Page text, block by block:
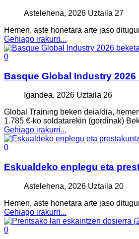
Astelehena, 2026 Uztaila 27
Hemen, aste honetara arte jaso
Gehiago irakurri...
0
Basque Global Industry
Igandea, 2026 Uztaila 26
Global Training beken deialdia,
1.785 €-ko soldatarekin (gordinak)
Gehiago irakurri...
0
Eskualdeko enplegu eta
Astelehena, 2026 Uztaila 20
Hemen, aste honetara arte jaso
Gehiago irakurri...
0